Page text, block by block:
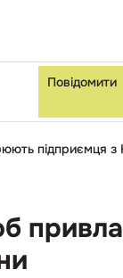
Повідомити
підприємця з